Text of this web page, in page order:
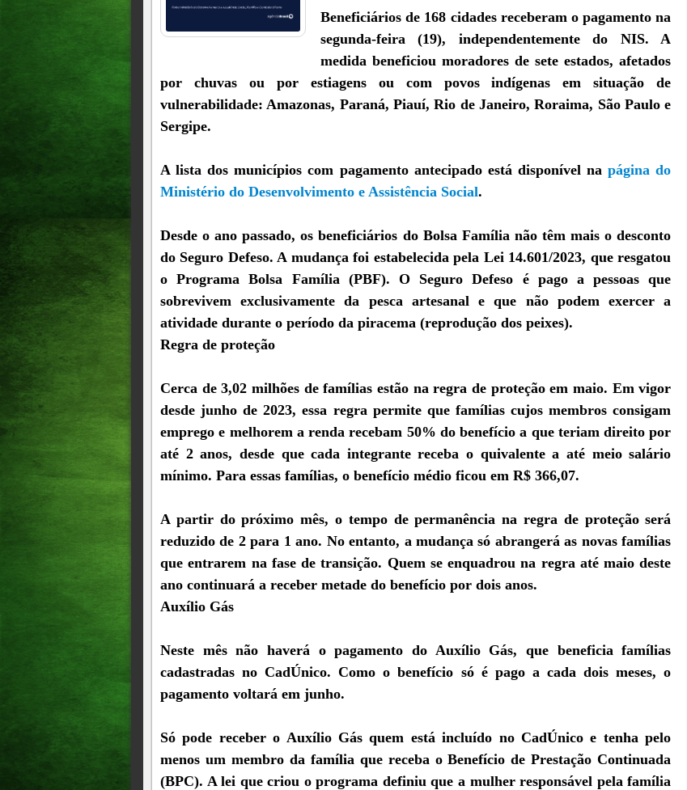
Beneficiários de 168 cidades receberam o pagamento na
segunda-feira (19), independentemente do NIS. A
medida beneficiou moradores de sete estados, afetados
por chuvas ou por estiagens ou com povos indígenas em situação de
vulnerabilidade: Amazonas, Paraná, Piauí, Rio de Janeiro, Roraima, São Paulo e
Sergipe.
A lista dos municípios com pagamento antecipado está disponível napágina do
Ministério do Desenvolvimento e Assistência Social.
Desde o ano passado, os beneficiários do Bolsa Família não têm mais o desconto
do Seguro Defeso. A mudança foi estabelecida pela Lei 14.601/2023, que resgatou
o Programa Bolsa Família (PBF). O Seguro Defeso é pago a pessoas que
sobrevivem exclusivamente da pesca artesanal e que não podem exercer a
atividade durante o período da piracema (reprodução dos peixes).
Regra de proteção
Cerca de 3,02 milhões de famílias estão na regra de proteção em maio. Em vigor
desde junho de 2023, essa regra permite que famílias cujos membros consigam
emprego e melhorem a renda recebam 50% do benefício a que teriam direito por
até 2 anos, desde que cada integrante receba o quivalente a até meio salário
mínimo. Para essas famílias, o benefício médio ficou em R$ 366,07.
A partir do próximo mês, o tempo de permanência na regra de proteção será
reduzido de 2 para 1 ano. No entanto, a mudança só abrangerá as novas famílias
que entrarem na fase de transição. Quem se enquadrou na regra até maio deste
ano continuará a receber metade do benefício por dois anos.
Auxílio Gás
Neste mês não haverá o pagamento do Auxílio Gás, que beneficia famílias
cadastradas no CadÚnico. Como o benefício só é pago a cada dois meses, o
pagamento voltará em junho.
Só pode receber o Auxílio Gás quem está incluído no CadÚnico e tenha pelo
menos um membro da família que receba o Benefício de Prestação Continuada
(BPC). A lei que criou o programa definiu que a mulher responsável pela família